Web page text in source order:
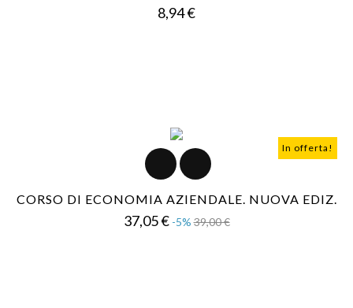
8,94 €Prezzo
In offerta!
CORSO DI ECONOMIA AZIENDALE. NUOVA EDIZ.
37,05 € Prezzo
-5% 39,00 €Prezzo